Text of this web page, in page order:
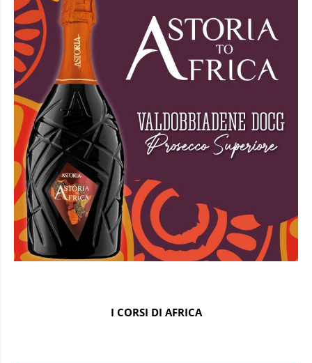
I CORSI DI AFRICA